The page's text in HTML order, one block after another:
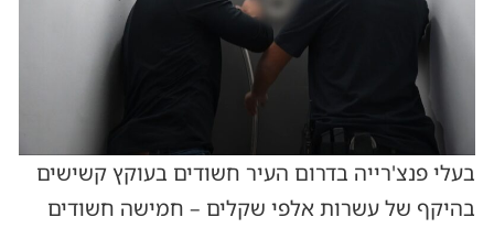
בעלי פנצ'רייה בדרום העיר חשודים בעוקץ קשישים
בהיקף של עשרות אלפי שקלים – חמישה חשודים